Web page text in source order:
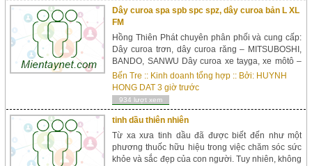
Dây curoa spa spb spc spz, dây curoa bản L XL
FM
Hồng Thiên Phát chuyên phân phối và cung cấp:
Dây curoa trơn, dây curoa răng – MITSUBOSHI,
BANDO, SANWU Dây curoa xe tayga, xe môtô –
MITSUBOSHI Xích inox, xích thép – KANA,
DONGHUA, DID Keo dán gioăng, l&agr...
Bến Tre :: Kinh doanh tổng hợp :: Bởi: HUYNH
HONG DAT 3 giờ trước
934 lượt xem
tinh dầu thiên nhiên
Từ xa xưa tinh dầu đã được biết đến như một
phương thuốc hữu hiệu trong việc chăm sóc sức
khỏe và sắc đẹp của con người. Tuy nhiên, không